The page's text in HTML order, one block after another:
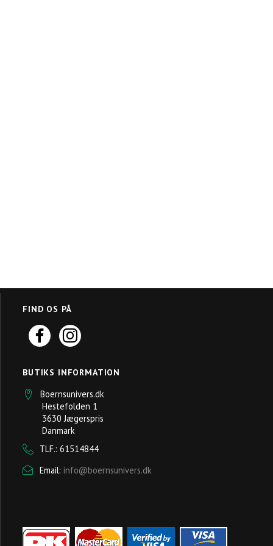
FIND OS PÅ
BUTIKS INFORMATION
Boernsunivers.dk
Hestefolden 1
3630 Jægerspris
Danmark
TLF.: 61514844
Email: info@boernsunivers.dk